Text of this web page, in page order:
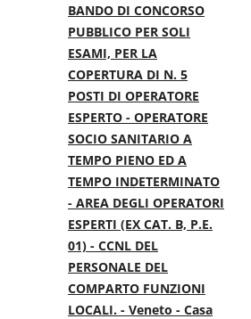
BANDO DI CONCORSO
PUBBLICO PER SOLI
ESAMI, PER LA
COPERTURA DI N. 5
POSTI DI OPERATORE
ESPERTO - OPERATORE
SOCIO SANITARIO A
TEMPO PIENO ED A
TEMPO INDETERMINATO
- AREA DEGLI OPERATORI
ESPERTI (EX CAT. B, P.E.
01) - CCNL DEL
PERSONALE DEL
COMPARTO FUNZIONI
LOCALI. - Veneto - Casa